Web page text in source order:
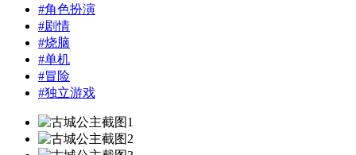
#角色扮演
#剧情
#烧脑
#单机
#冒险
#独立游戏